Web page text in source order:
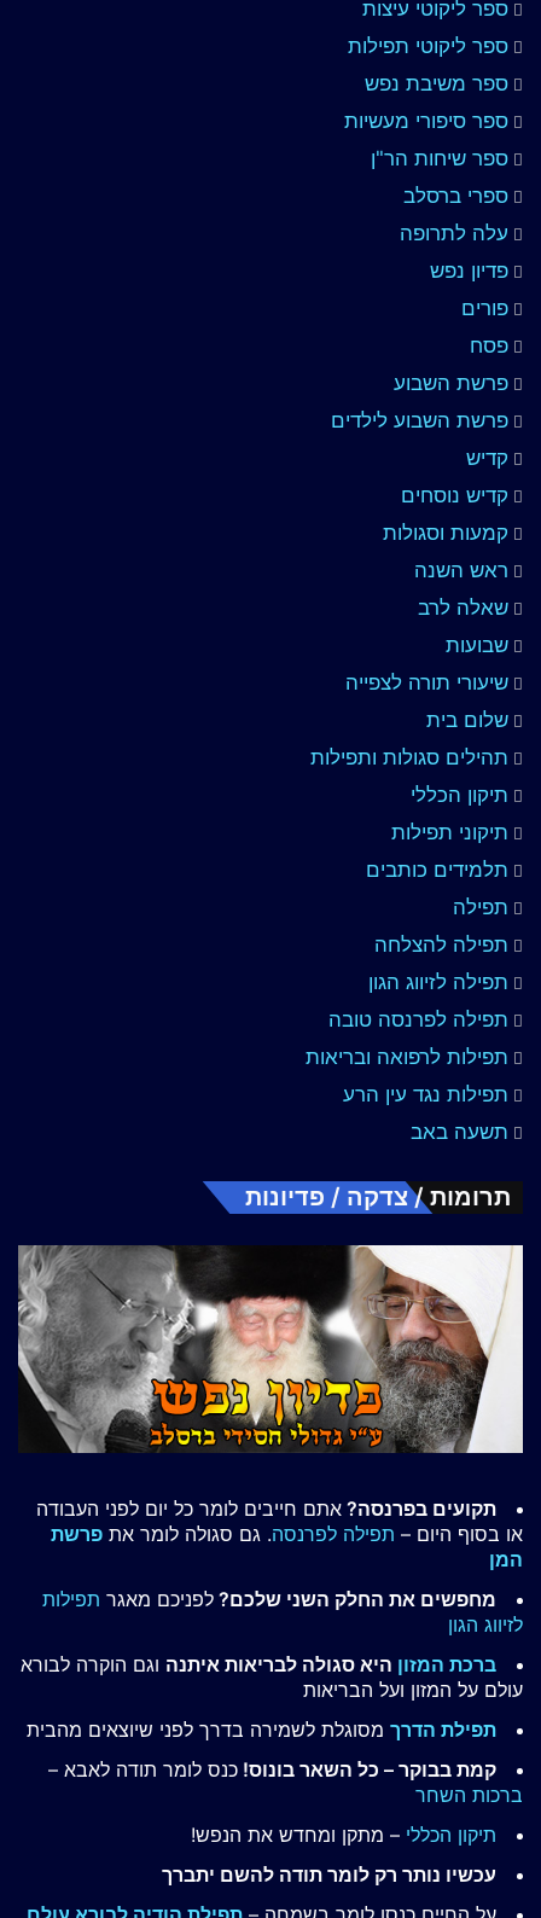
ספר ליקוטי עיצות
ספר ליקוטי תפילות
ספר משיבת נפש
ספר סיפורי מעשיות
ספר שיחות הר"ן
ספרי ברסלב
עלה לתרופה
פדיון נפש
פורים
פסח
פרשת השבוע
פרשת השבוע לילדים
קדיש
קדיש נוסחים
קמעות וסגולות
ראש השנה
שאלה לרב
שבועות
שיעורי תורה לצפייה
שלום בית
תהילים סגולות ותפילות
תיקון הכללי
תיקוני תפילות
תלמידים כותבים
תפילה
תפילה להצלחה
תפילה לזיווג הגון
תפילה לפרנסה טובה
תפילות לרפואה ובריאות
תפילות נגד עין הרע
תשעה באב
תרומות / צדקה / פדיונות
תקועים בפרנסה? אתם חייבים לומר כל יום לפני העבודה
או בסוף היום – תפילה לפרנסה. גם סגולה לומר את פרשת
המן
מחפשים את החלק השני שלכם? לפניכם מאגר תפילות
לזיווג הגון
ברכת המזון היא סגולה לבריאות איתנה וגם הוקרה לבורא
עולם על המזון ועל הבריאות
תפילת הדרך מסוגלת לשמירה בדרך לפני שיוצאים מהבית
קמת בבוקר – כל השאר בונוס! כנס לומר תודה לאבא –
ברכות השחר
תיקון הכללי – מתקן ומחדש את הנפש!
עכשיו נותר רק לומר תודה להשם יתברך